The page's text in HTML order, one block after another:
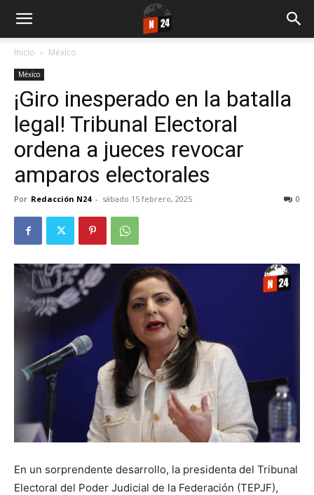
Inicio México
México
¡Giro inesperado en la batalla
legal! Tribunal Electoral
ordena a jueces revocar
amparos electorales
Por Redacción N24 - sábado 15 febrero, 2025 0
En un sorprendente desarrollo, la presidenta del Tribunal
Electoral del Poder Judicial de la Federación (TEPJF),